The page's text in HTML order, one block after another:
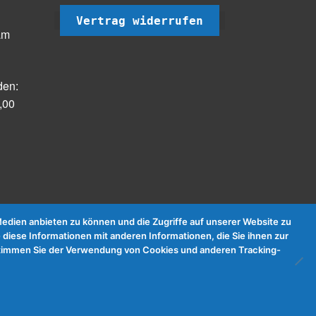
Vertrag widerrufen
anbieten zu können und die Zugriffe auf unserer Website zu
Informationen mit anderen Informationen, die Sie ihnen zur
Sie der Verwendung von Cookies und anderen Tracking-